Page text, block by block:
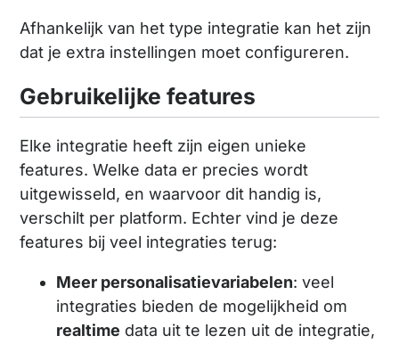
Afhankelijk van het type integratie kan het zijn
dat je extra instellingen moet configureren.
Gebruikelijke features
Elke integratie heeft zijn eigen unieke
features. Welke data er precies wordt
uitgewisseld, en waarvoor dit handig is,
verschilt per platform. Echter vind je deze
features bij veel integraties terug:
Meer personalisatievariabelen: veel
integraties bieden de mogelijkheid om
realtime data uit te lezen uit de integratie,